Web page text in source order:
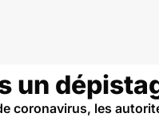
un
coronavirus, les